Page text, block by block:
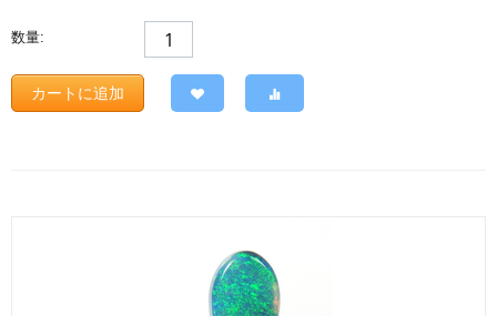
数量:
カートに追加